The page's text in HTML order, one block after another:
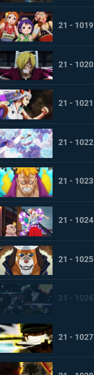
21 - 1019
21 - 1020
21 - 1021
21 - 1022
21 - 1023
21 - 1024
21 - 1025
21 - 1026
21 - 1027